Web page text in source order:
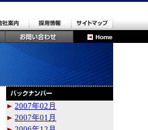
2007年02月
2007年01月